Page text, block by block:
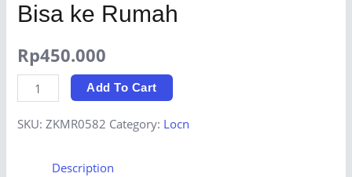
Bisa ke Rumah
Rp450.000
Kaca
Mobil
Paciran
Add To Cart
SKU:ZKMR0582 Category: Locn
Description